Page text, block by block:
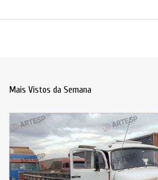
Mais Vistos da Semana